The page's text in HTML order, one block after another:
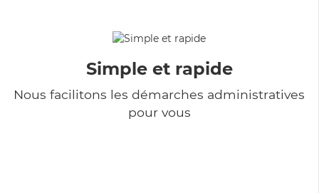
Simple et rapide
Nous facilitons les démarches administratives
pour vous